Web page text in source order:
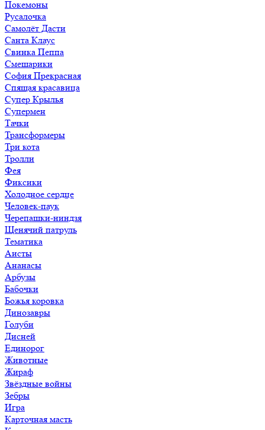
Покемоны
Русалочка
Самолёт Дасти
Санта Клаус
Свинка Пеппа
Смешарики
София Прекрасная
Спящая красавица
Супер Крылья
Супермен
Тачки
Трансформеры
Три кота
Тролли
Фея
Фиксики
Холодное сердце
Человек-паук
Черепашки-ниндзя
Щенячий патруль
Тематика
Аисты
Ананасы
Арбузы
Бабочки
Божья коровка
Динозавры
Голуби
Дисней
Единорог
Животные
Жираф
Звёздные войны
Зебры
Игра
Карточная масть